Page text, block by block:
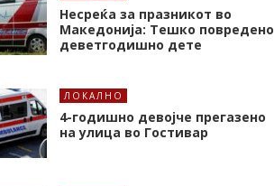
Несреќа за празникот во
Македонија: Тешко повредено
деветгодишно дете
ЛОКАЛНО
4-годишно девојче прегазено
на улица во Гостивар